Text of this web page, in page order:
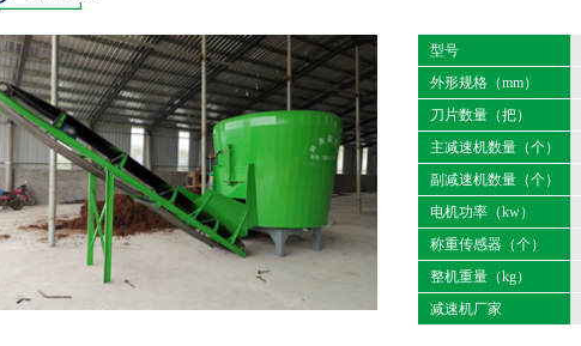
型号
外形规格（mm）
刀片数量（把）
主减速机数量（个）
副减速机数量（个）
电机功率（kw）
称重传感器（个）
整机重量（kg）
减速机厂家